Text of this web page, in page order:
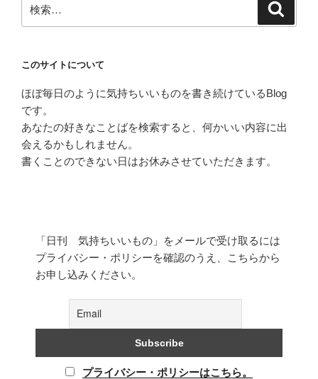
索:
このサイトについて
ほぼ毎日のように気持ちいいものを書き続けているBlog
です。
あなたの好きなことばを検索すると、何かいい内容に出
会えるかもしれません。
書くことのできない日はお休みさせていただきます。
「日刊 気持ちいいもの」をメールで受け取るには
プライバシー・ポリシーを確認のうえ、こちらから
お申し込みください。
プライバシー・ポリシーはこちら。